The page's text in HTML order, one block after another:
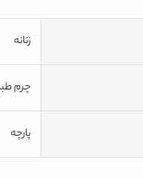
زنانه
چرم
پارچه